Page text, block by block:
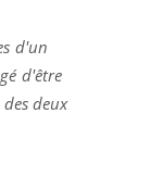
d'un
d'être
deux